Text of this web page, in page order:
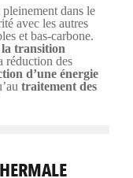
dans le
avec les autres
et bas-carbone.
transition
réduction des
d’une énergie
traitement des